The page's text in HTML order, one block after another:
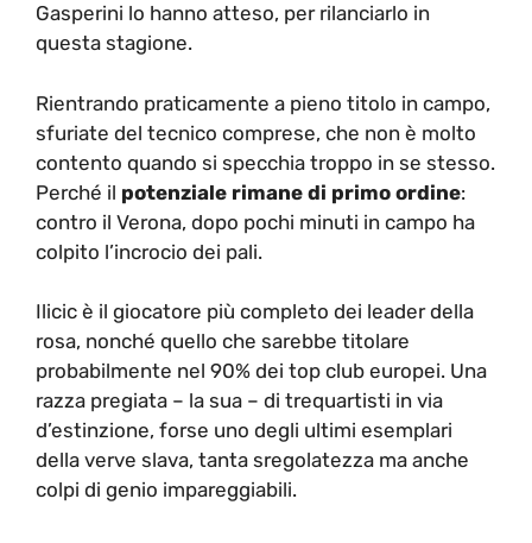
Gasperini lo hanno atteso, per rilanciarlo in
questa stagione.
Rientrando praticamente a pieno titolo in campo,
sfuriate del tecnico comprese, che non è molto
contento quando si specchia troppo in se stesso.
Perché il potenziale rimane di primo ordine:
contro il Verona, dopo pochi minuti in campo ha
colpito l’incrocio dei pali.
Ilicic è il giocatore più completo dei leader della
rosa, nonché quello che sarebbe titolare
probabilmente nel 90% dei top club europei. Una
razza pregiata – la sua – di trequartisti in via
d’estinzione, forse uno degli ultimi esemplari
della verve slava, tanta sregolatezza ma anche
colpi di genio impareggiabili.